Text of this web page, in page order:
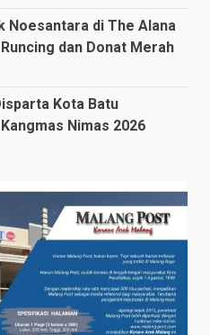
Noesantara di The Alana
dan Donat Merah
Kota Batu
Nimas 2026